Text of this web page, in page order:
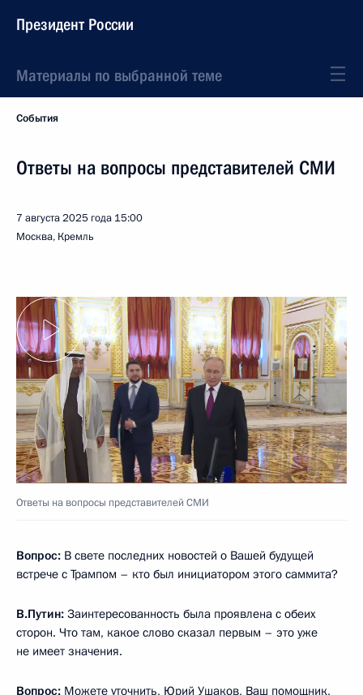
Президент России
Материалы по выбранной теме
События
Ответы на вопросы представителей СМИ
7 августа 2025 года 15:00
Москва, Кремль
Ответы на вопросы представителей СМИ
Вопрос: В свете последних новостей о Вашей будущей
встрече с Трампом – кто был инициатором этого саммита?
В.Путин: Заинтересованность была проявлена с обеих
сторон. Что там, какое слово сказал первым – это уже
не имеет значения.
Вопрос: Можете уточнить, Юрий Ушаков, Ваш помощник,